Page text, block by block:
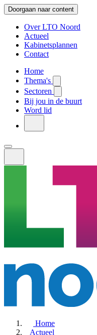
Doorgaan naar content
Over LTO Noord
Actueel
Kabinetsplannen
Contact
Home
Thema's
Sectoren
Bij jou in de buurt
Word lid
Home
Actueel